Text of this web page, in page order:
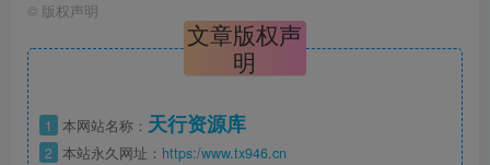
© 版权声明
文章版权声
明
1 本网站名称： 天行资源库
2 本站永久网址： https:/www.tx946.cn